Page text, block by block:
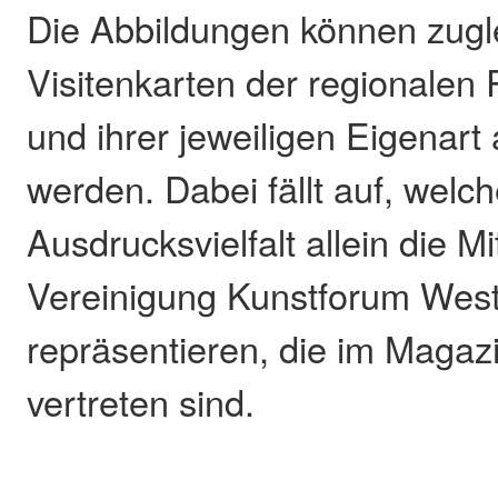
Die Abbildungen können
Visitenkarten der regionalen
und ihrer jeweiligen Eigenart
werden. Dabei fällt auf,
Ausdrucksvielfalt allein die
Vereinigung Kunstforum
repräsentieren, die im
vertreten sind.